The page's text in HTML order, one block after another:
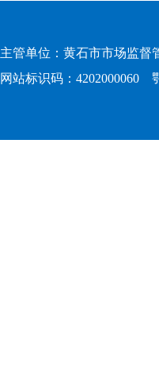
主管单位：黄石市市场监
网站标识码：4202000060